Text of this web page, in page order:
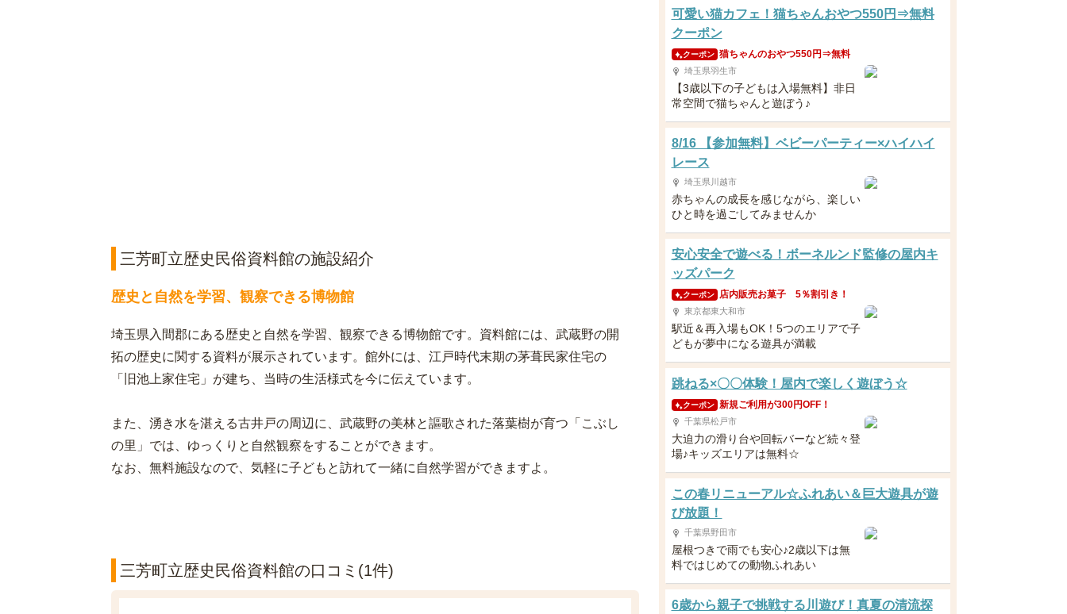
三芳町立歴史民俗資料館の施設紹介
歴史と自然を学習、観察できる博物館
埼玉県入間郡にある歴史と自然を学習、観察できる博物館です。資料館には、武蔵野の開
拓の歴史に関する資料が展示されています。館外には、江戸時代末期の茅葺民家住宅の
「旧池上家住宅」が建ち、当時の生活様式を今に伝えています。
また、湧き水を湛える古井戸の周辺に、武蔵野の美林と謳歌された落葉樹が育つ「こぶし
の里」では、ゆっくりと自然観察をすることができます。
なお、無料施設なので、気軽に子どもと訪れて一緒に自然学習ができますよ。
三芳町立歴史民俗資料館の口コミ(1件)
可愛い猫カフェ！猫ちゃんおやつ550円⇒無料
クーポン
クーポン 猫ちゃんのおやつ550円⇒無料
埼玉県羽生市
【3歳以下の子どもは入場無料】非日
常空間で猫ちゃんと遊ぼう♪
8/16 【参加無料】ベビーパーティー×ハイハイ
レース
埼玉県川越市
赤ちゃんの成長を感じながら、楽しい
ひと時を過ごしてみませんか
安心安全で遊べる！ボーネルンド監修の屋内キ
ッズパーク
クーポン 店内販売お菓子 5％割引き！
東京都東大和市
駅近＆再入場もOK！5つのエリアで子
どもが夢中になる遊具が満載
跳ねる×〇〇体験！屋内で楽しく遊ぼう☆
クーポン 新規ご利用が300円OFF！
千葉県松戸市
大迫力の滑り台や回転バーなど続々登
場♪キッズエリアは無料☆
この春リニューアル☆ふれあい＆巨大遊具が遊
び放題！
千葉県野田市
屋根つきで雨でも安心♪2歳以下は無
料ではじめての動物ふれあい
6歳から親子で挑戦する川遊び！真夏の清流探